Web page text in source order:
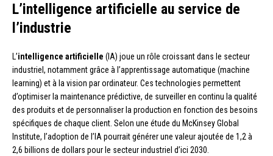
L’intelligence artificielle au service de
l’industrie
L’intelligence artificielle (IA) joue un rôle croissant dans le secteur
industriel, notamment grâce à l’apprentissage automatique (machine
learning) et à la vision par ordinateur. Ces technologies permettent
d’optimiser la maintenance prédictive, de surveiller en continu la qualité
des produits et de personnaliser la production en fonction des besoins
spécifiques de chaque client. Selon une étude du McKinsey Global
Institute, l’adoption de l’IA pourrait générer une valeur ajoutée de 1,2 à
2,6 billions de dollars pour le secteur industriel d’ici 2030.